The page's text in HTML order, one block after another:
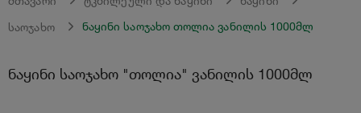
საოჯახო ნაყინი საოჯახო თოლია ვანილის 1000მლ
ნაყინი საოჯახო "თოლია" ვანილის 1000მლ